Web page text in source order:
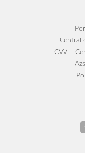
Central
CVV –